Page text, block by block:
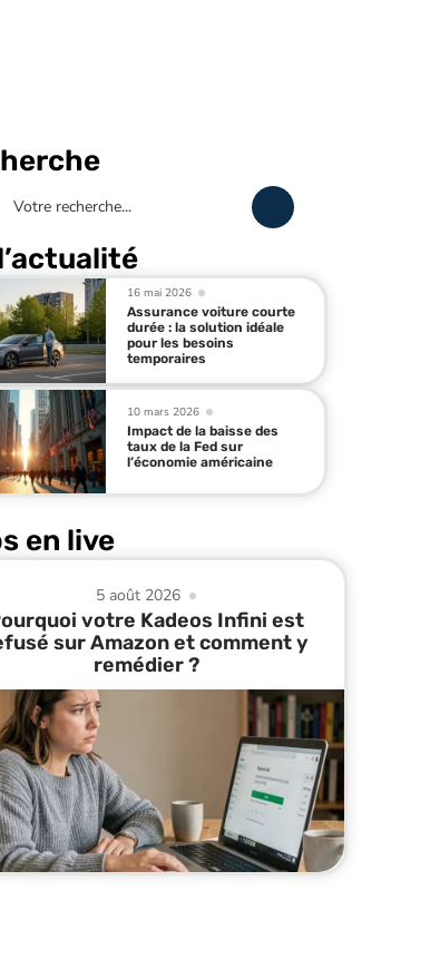
16 mai 2026
Assurance voiture courte
durée : la solution idéale
pour les besoins
temporaires
10 mars 2026
Impact de la baisse des
taux de la Fed sur
l’économie américaine
en live
5 août 2026
votre Kadeos Infini est
sur Amazon et comment y
remédier ?